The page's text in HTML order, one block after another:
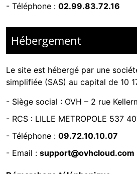
- Téléphone : 02.99.83.72.16
Hébergement
Le site est hébergé par une
simplifiée (SAS) au capital de 10
- Siège social : OVH – 2 rue
- RCS : LILLE METROPOLE 537
- Téléphone : 09.72.10.10.07
- Email : support@ovhcloud.com